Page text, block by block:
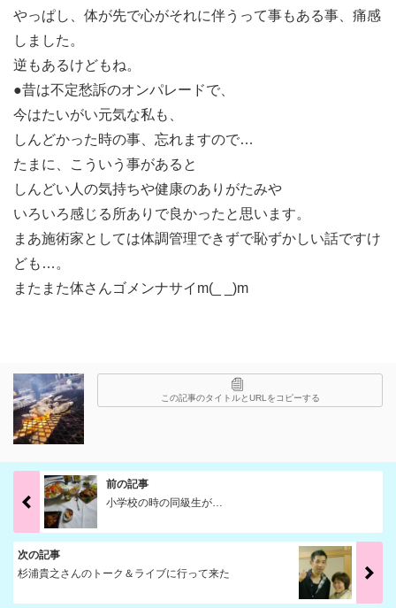
やっぱし、体が先で心がそれに伴うって事もある事、痛感
しました。
逆もあるけどもね。
●昔は不定愁訴のオンパレードで、
今はたいがい元気な私も、
しんどかった時の事、忘れますので…
たまに、こういう事があると
しんどい人の気持ちや健康のありがたみや
いろいろ感じる所ありで良かったと思います。
まあ施術家としては体調管理できずで恥ずかしい話ですけ
ども…。
またまた体さんゴメンナサイm(_ _)m
この記事のタイトルとURLをコピーする
前の記事
小学校の時の同級生が…
次の記事
杉浦貴之さんのトーク＆ライブに行って来た